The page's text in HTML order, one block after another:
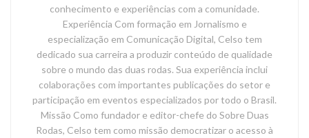
conhecimento e experiências com a comunidade.
Experiência Com formação em Jornalismo e
especialização em Comunicação Digital, Celso tem
dedicado sua carreira a produzir conteúdo de qualidade
sobre o mundo das duas rodas. Sua experiência inclui
colaborações com importantes publicações do setor e
participação em eventos especializados por todo o Brasil.
Missão Como fundador e editor-chefe do Sobre Duas
Rodas, Celso tem como missão democratizar o acesso à